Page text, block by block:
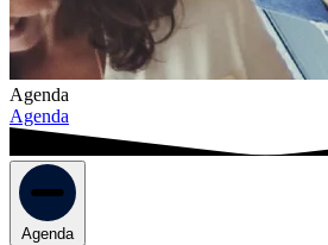
Agenda
Agenda
Agenda